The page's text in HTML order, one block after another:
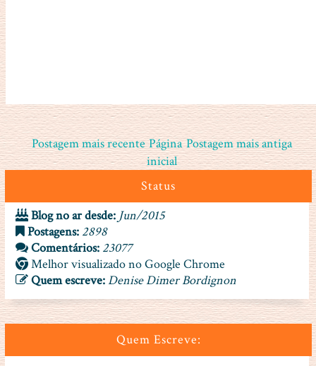
Postagem mais recente Postagem mais antiga
Página
inicial
Status
Blog no ar desde: Jun/2015
Postagens: 2898
Comentários: 23077
Melhor visualizado no Google Chrome
Quem escreve:Denise Dimer Bordignon
Quem Escreve: